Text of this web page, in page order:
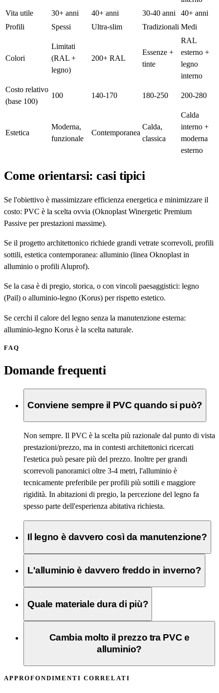
Vita utile
30+ anni 40+ anni 30-40 anni
40+ anni
Profili
Spessi Ultra-slim Tradizionali Medi
Colori
Limitati
(RAL +
legno)
200+ RAL
Essenze +
tinte
RAL
esterno +
legno
interno
Costo relativo
(base 100)
100 140-170 180-250 200-280
Estetica
Moderna,
funzionale
Contemporanea
Calda,
classica
Calda
interno +
moderna
esterno
Come orientarsi: casi tipici
Se l'obiettivo è massimizzare efficienza energetica e minimizzare il
costo: PVC è la scelta ovvia (Oknoplast Winergetic Premium
Passive per prestazioni massime).
Se il progetto architettonico richiede grandi vetrate scorrevoli, profili
sottili, estetica contemporanea: alluminio (linea Oknoplast in
alluminio o profili Aluprof).
Se la casa è di pregio, storica, o con vincoli paesaggistici: legno
(Pail) o alluminio-legno (Korus) per rispetto estetico.
Se cerchi il calore del legno senza la manutenzione esterna:
alluminio-legno Korus è la scelta naturale.
FAQ
Domande frequenti
Conviene sempre il PVC quando si può?
Non sempre. Il PVC è la scelta più razionale dal punto di vista
prestazioni/prezzo, ma in contesti architettonici ricercati
l'estetica può pesare più del prezzo. Inoltre per grandi
scorrevoli panoramici oltre 3-4 metri, l'alluminio è
tecnicamente preferibile per profili più sottili e maggiore
rigidità. In abitazioni di pregio, la percezione del legno fa
spesso parte dell'esperienza abitativa richiesta.
Il legno è davvero così da manutenzione?
L'alluminio è davvero freddo in inverno?
Quale materiale dura di più?
Cambia molto il prezzo tra PVC e
alluminio?
APPROFONDIMENTI CORRELATI